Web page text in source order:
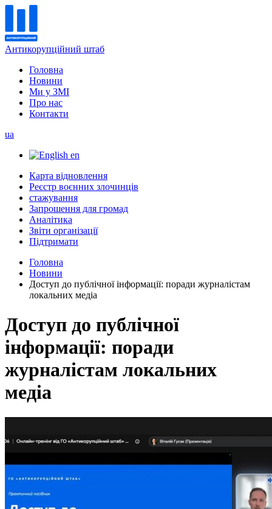
Антикорупційний штаб
Головна
Новини
Ми у ЗМІ
Про нас
Контакти
ua
en
Карта відновлення
Реєстр воєнних злочинців
стажування
Запрошення для громад
Аналітика
Звіти організації
Підтримати
Головна
Новини
Доступ до публічної інформації: поради журналістам
локальних медіа
Доступ до публічної
інформації: поради
журналістам локальних
медіа